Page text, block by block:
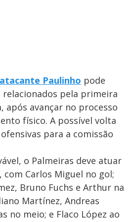
atacante Paulinho pode
pela primeira
após avançar no processo
físico. A possível volta
para a comissão
o Palmeiras deve atuar
com Carlos Miguel no gol;
Bruno Fuchs e Arthur na
Martínez, Andreas
no meio; e Flaco López ao